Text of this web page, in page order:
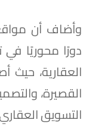
وأضاف أن
دورًا محوريًا
العقارية، حيث
القصيرة،
التسويق